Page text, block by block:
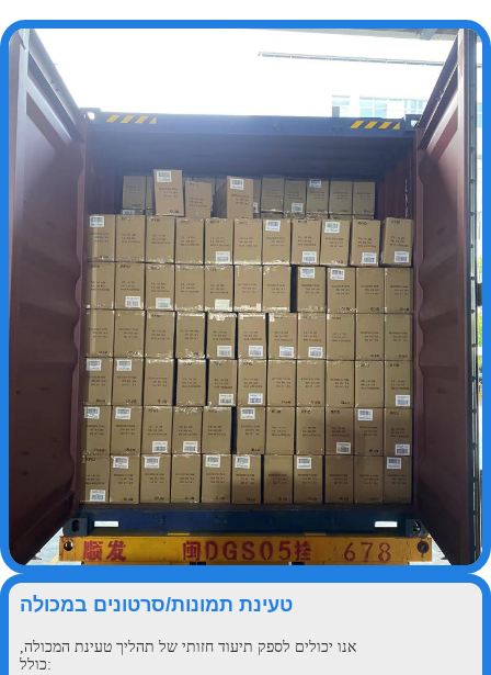
טעינת תמונות/סרטונים במכולה
אנו יכולים לספק תיעוד חזותי של תהליך טעינת המכולה,